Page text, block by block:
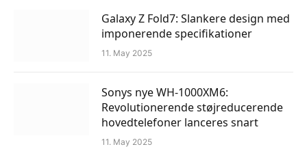
Galaxy Z Fold7: Slankere design med
imponerende specifikationer
11. May 2025
Sonys nye WH-1000XM6:
Revolutionerende støjreducerende
hovedtelefoner lanceres snart
11. May 2025